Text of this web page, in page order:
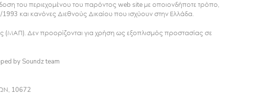
του περιεχομένου του παρόντος web site με οποιονδήποτε τρόπο,
και κανόνες Διεθνούς Δικαίου που ισχύουν στην Ελλάδα.
Δεν προορίζονται για χρήση ως εξοπλισμός προστασίας σε
by Soundz team
10672
Πάρης
Σύμβουλος Soundz · απαντά άμεσα